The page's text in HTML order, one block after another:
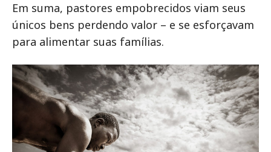
Em suma, pastores empobrecidos viam seus
únicos bens perdendo valor – e se esforçavam
para alimentar suas famílias.